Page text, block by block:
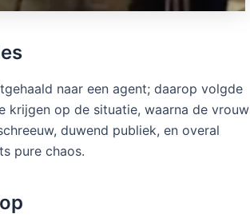
naar een agent; daarop volgde
krijgen op de situatie, waarna de vrouw
duwend publiek, en overal
pure chaos.